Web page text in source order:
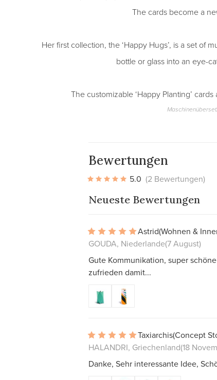
The cards become a
Her first collection, the ‘Happy Hugs’, is a set of
bottle or glass into an eye-
The customizable ‘Happy Planting’
Bewertungen
5.0 (2 Bewertungen)
Neueste Bewertungen
Astrid(Wohnen &
GOUDA, Niederlande(7 August)
Gute Kommunikation, super
zufrieden damit...
Taxiarchis(Concept
HALANDRI, Griechenland(18
Danke, Sehr interessante Idee,